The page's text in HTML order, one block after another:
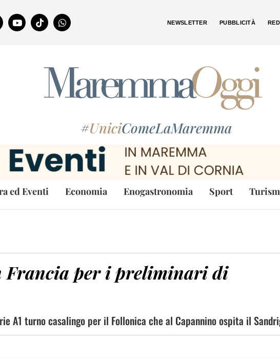
NEWSLETTER PUBBLICITÀ
#UniciComeLaMaremma
ed Eventi Economia Enogastronomia Sport
Francia per i preliminari di
A1 turno casalingo per il Follonica che al Capannino ospita il